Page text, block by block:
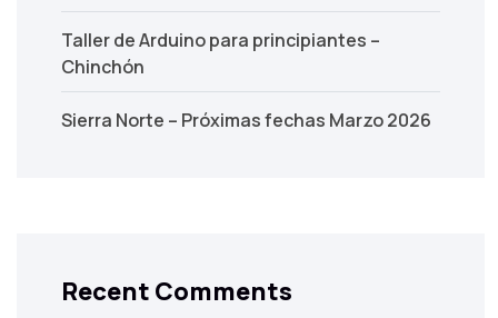
Taller de Arduino para principiantes –
Chinchón
Sierra Norte – Próximas fechas Marzo 2026
Recent Comments